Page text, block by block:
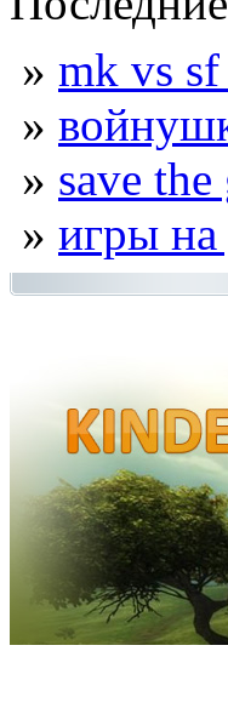
» mk vs
»
» save
» игры на